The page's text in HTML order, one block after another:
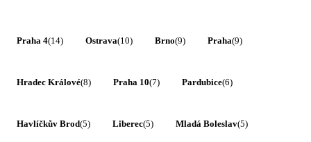
Praha 4(14) Ostrava(10) Brno(9) Praha(9)
Hradec Králové(8) Praha 10(7) Pardubice(6)
Havlíčkův Brod(5) Liberec(5) Mladá Boleslav(5)